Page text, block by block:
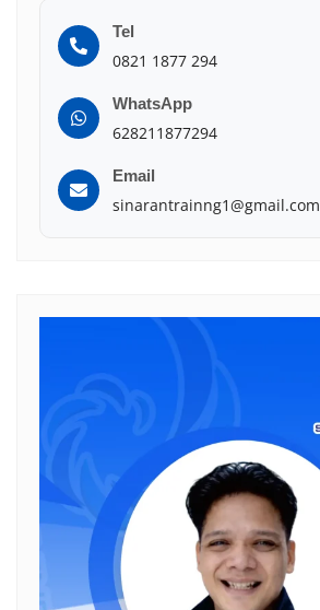
Tel
0821 1877 294
WhatsApp
628211877294
Email
sinarantrainng1@gmail.com